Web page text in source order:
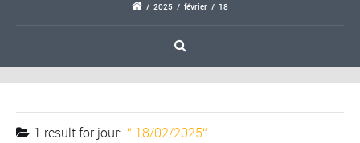
/ 2025 / février / 18
1 result forjour: 18/02/2025